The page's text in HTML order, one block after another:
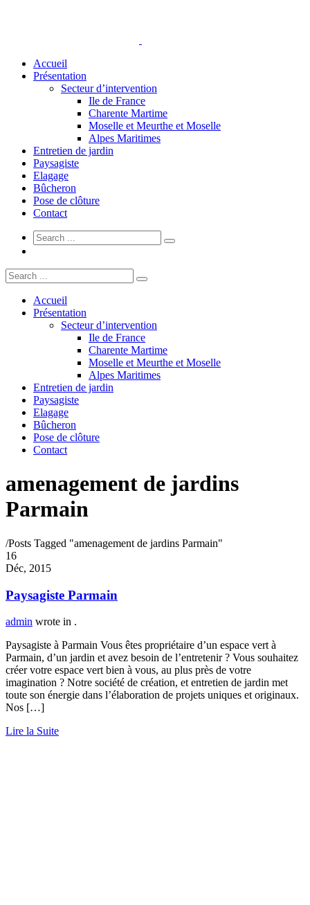
Accueil
Présentation
Secteur d’intervention
Ile de France
Charente Martime
Moselle et Meurthe et Moselle
Alpes Maritimes
Entretien de jardin
Paysagiste
Elagage
Bûcheron
Pose de clôture
Contact
Accueil
Présentation
Secteur d’intervention
Ile de France
Charente Martime
Moselle et Meurthe et Moselle
Alpes Maritimes
Entretien de jardin
Paysagiste
Elagage
Bûcheron
Pose de clôture
Contact
amenagement de jardins
Parmain
/Posts Tagged "amenagement de jardins Parmain"
16
Déc, 2015
Paysagiste Parmain
admin wrote in .
Paysagiste à Parmain Vous êtes propriétaire d’un espace vert à
Parmain, d’un jardin et avez besoin de l’entretenir ? Vous souhaitez
créer votre espace vert bien à vous, au plus près de votre
imagination ? Notre société de création, et entretien de jardin met
toute son énergie dans l’élaboration de projets uniques et originaux.
Nos […]
Lire la Suite